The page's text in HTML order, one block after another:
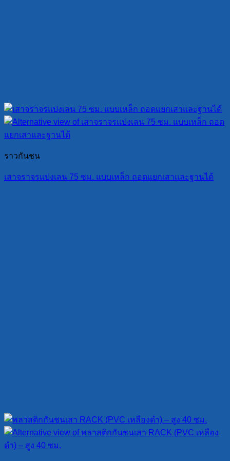
ราวกันชน
เสาจราจรแบ่งเลน 75 ซม. แบบเหล็ก ถอดแยกเสาและฐานได้